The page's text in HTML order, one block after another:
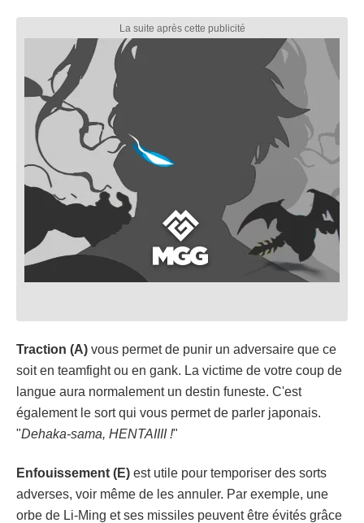
Traction (A) vous permet de punir un adversaire que ce
soit en teamfight ou en gank. La victime de votre coup de
langue aura normalement un destin funeste. C'est
également le sort qui vous permet de parler japonais.
"Dehaka-sama, HENTAIIII !"
Enfouissement (E) est utile pour temporiser des sorts
adverses, voir même de les annuler. Par exemple, une
orbe de Li-Ming et ses missiles peuvent être évités grâce